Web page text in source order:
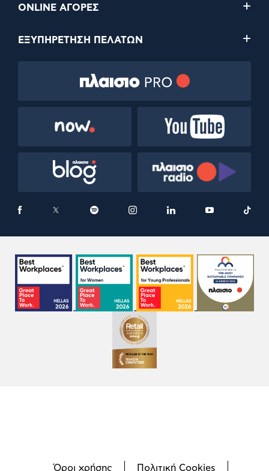
ONLINE ΑΓΟΡΕΣ
ΕΞΥΠΗΡΕΤΗΣΗ ΠΕΛΑΤΩΝ
Όροι χρήσης Πολιτική Cookies